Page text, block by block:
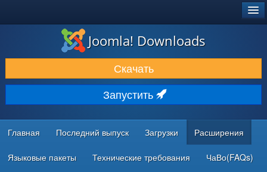
ЗАГРУЗКИ И РАСШИРЕНИЯ
ДОКУМЕНТАЦИЯ И ОБУЧЕНИЕ
СООБЩЕСТВО И ПОДДЕРЖКА
РЕСУРСЫ ДЛЯ РАЗРАБОТЧИКОВ
Joomla! Downloads
Скачать
Запустить
Главная Последний выпуск Загрузки Расширения
Языковые пакеты Технические требования ЧаВо(FAQs)